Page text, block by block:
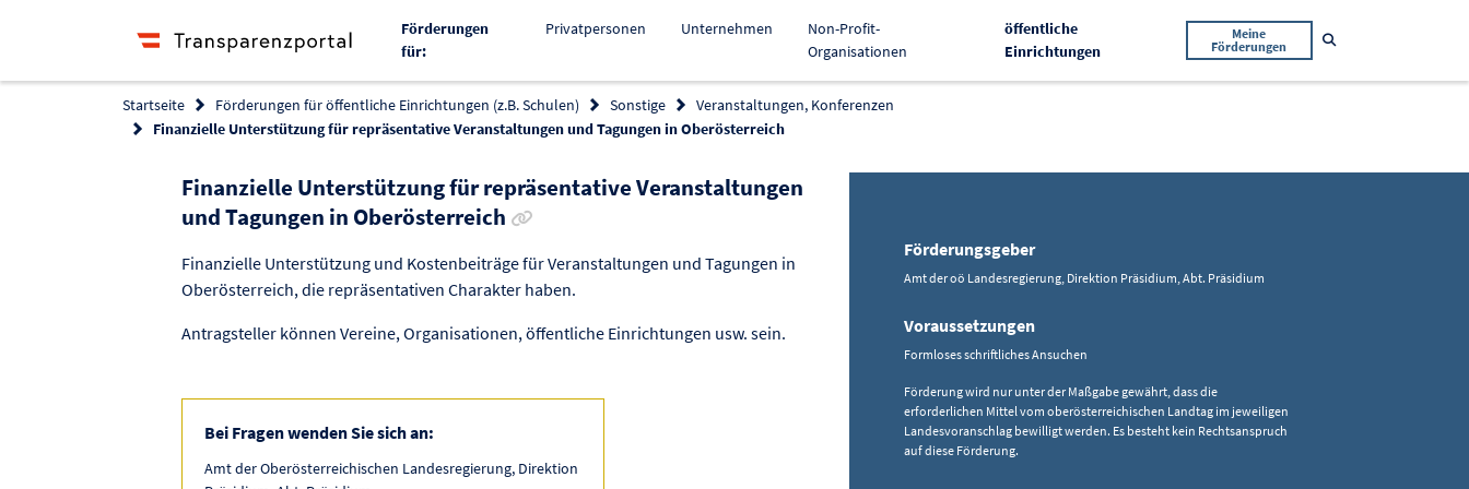
Förderungen
für:
Privatpersonen Unternehmen
Non-Profit-
Organisationen
öffentliche
EinrichtungenAktiv
Meine
Förderungen
Startseite Förderungen für öffentliche Einrichtungen (z.B. Schulen) Sonstige
Veranstaltungen, Konferenzen
Finanzielle Unterstützung für repräsentative Veranstaltungen und Tagungen in Oberösterreich
Finanzielle Unterstützung für repräsentative Veranstaltungen
und Tagungen in Oberösterreich
Link zur Förderung kopieren
Finanzielle Unterstützung und Kostenbeiträge für Veranstaltungen und Tagungen in
Oberösterreich, die repräsentativen Charakter haben.
Antragsteller können Vereine, Organisationen, öffentliche Einrichtungen usw. sein.
Bei Fragen wenden Sie sich an:
Amt der Oberösterreichischen Landesregierung, Direktion
Förderungsgeber
Amt der oö Landesregierung, Direktion Präsidium, Abt. Präsidium
Voraussetzungen
Formloses schriftliches Ansuchen
Förderung wird nur unter der Maßgabe gewährt, dass die
erforderlichen Mittel vom oberösterreichischen Landtag im jeweiligen
Landesvoranschlag bewilligt werden. Es besteht kein Rechtsanspruch
auf diese Förderung.